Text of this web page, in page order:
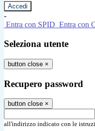
-
Entra con SPID Entra con
Seleziona utente
button close ×
Recupero password
button close ×
all'indirizzo indicato con le